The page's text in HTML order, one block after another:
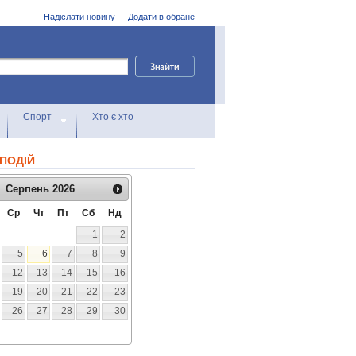
Додати в обране
Надіслати новину
Спорт Хто є хто
Серпень 2026
Ср Чт Пт Сб
Нд
1
2
5 6 7 8
9
12 13 14 15
16
19 20 21 22
23
26 27 28 29
30